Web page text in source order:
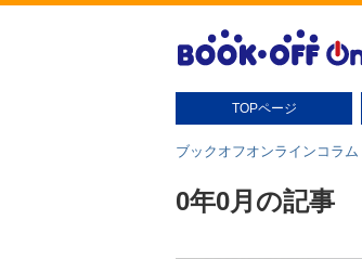
TOPページ
ブックオフオンラインコラム
0年0月の記事